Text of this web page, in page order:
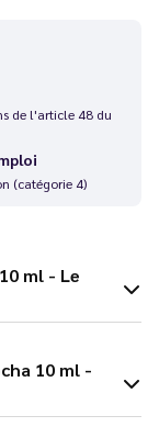
de l'article 48 du
(catégorie 4)